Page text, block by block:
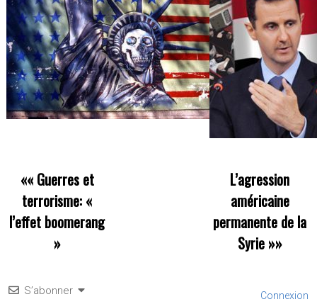
«« Guerres et
terrorisme: «
l’effet boomerang
»
L’agression
américaine
permanente de la
Syrie»»
S’abonner Connexion